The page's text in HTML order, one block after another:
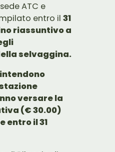
ATC e
entro il 31
riassuntivo a
selvaggina.
versare la
(€ 30.00)
entro il 31